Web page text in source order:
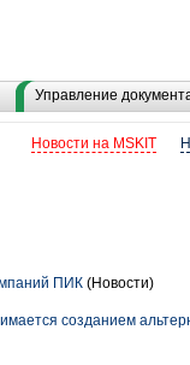
Управление
Новости на MSKIT
ПИК (Новости)
созданием